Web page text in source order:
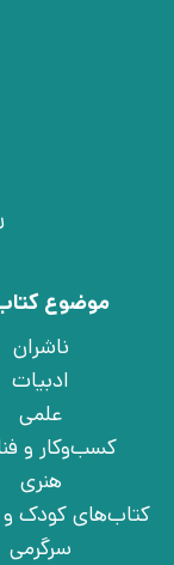
موضوع
ناشران
ادبیات
علمی
کسب‌وکار و
هنری
کتاب‌های کودک و
سرگرمی